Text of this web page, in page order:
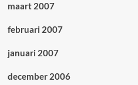
maart 2007
februari 2007
januari 2007
december 2006